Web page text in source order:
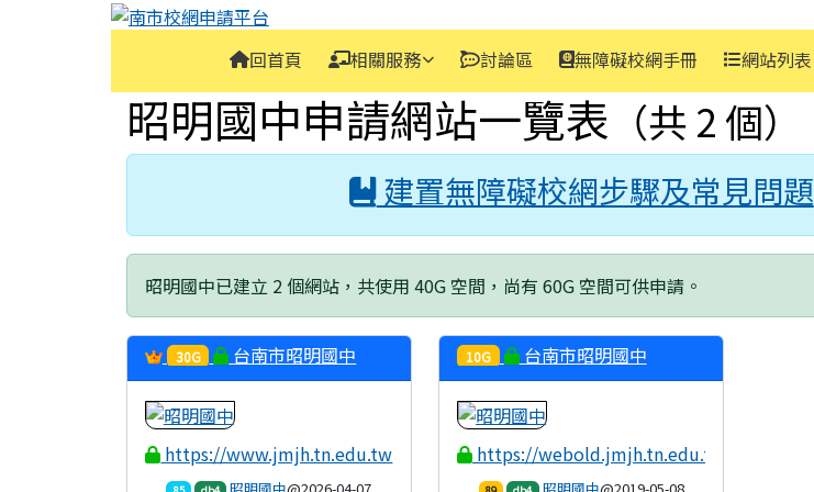
南市校網申請平台
回首頁 相關服務 討論區 無障礙校網手冊 網站列表
主內容區域
昭明國中申請網站一覽表 （共 2 個）
建置無障礙校網步驟及常見問題
昭明國中已建立 2 個網站，共使用 40G 空間，尚有 60G 空間可供申請。
30G 台南市昭明國中
https://www.jmjh.tn.edu.tw
昭明國中@2026-04-07
10G 台南市昭明國中
https://webold.jmjh.tn.edu.tw
昭明國中@2019-05-08
頁尾區域